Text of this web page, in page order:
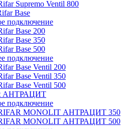
Supremo Ventil 800
Base
подключение
Base 200
Base 350
Base 500
подключение
Base Ventil 200
Base Ventil 350
Base Ventil 500
АНТРАЦИТ
подключение
MONOLIT АНТРАЦИТ 350
MONOLIT АНТРАЦИТ 500